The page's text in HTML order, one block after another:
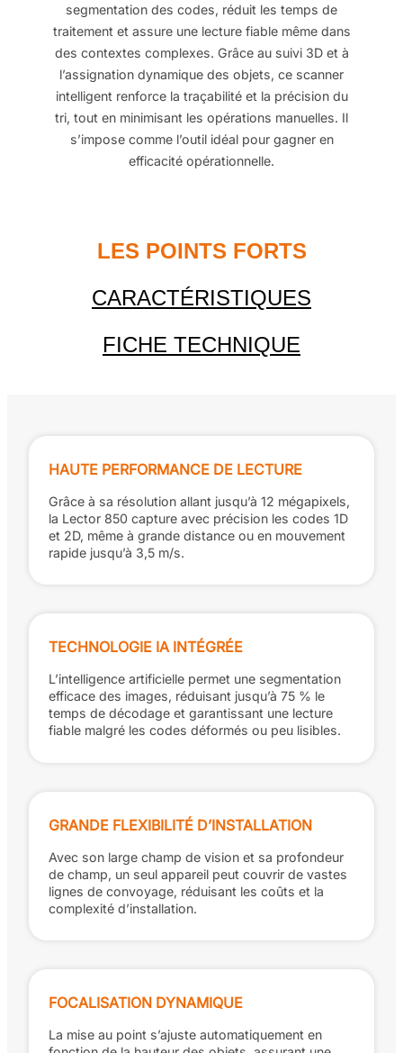
segmentation des codes, réduit les temps de
traitement et assure une lecture fiable même dans
des contextes complexes. Grâce au suivi 3D et à
l’assignation dynamique des objets, ce scanner
intelligent renforce la traçabilité et la précision du
tri, tout en minimisant les opérations manuelles. Il
s’impose comme l’outil idéal pour gagner en
efficacité opérationnelle.
LES POINTS FORTS
CARACTÉRISTIQUES
FICHE TECHNIQUE
HAUTE PERFORMANCE DE LECTURE
Grâce à sa résolution allant jusqu’à 12 mégapixels,
la Lector 850 capture avec précision les codes 1D
et 2D, même à grande distance ou en mouvement
rapide jusqu’à 3,5 m/s.
TECHNOLOGIE IA INTÉGRÉE
L’intelligence artificielle permet une segmentation
efficace des images, réduisant jusqu’à 75 % le
temps de décodage et garantissant une lecture
fiable malgré les codes déformés ou peu lisibles.
GRANDE FLEXIBILITÉ D’INSTALLATION
Avec son large champ de vision et sa profondeur
de champ, un seul appareil peut couvrir de vastes
lignes de convoyage, réduisant les coûts et la
complexité d’installation.
FOCALISATION DYNAMIQUE
La mise au point s’ajuste automatiquement en